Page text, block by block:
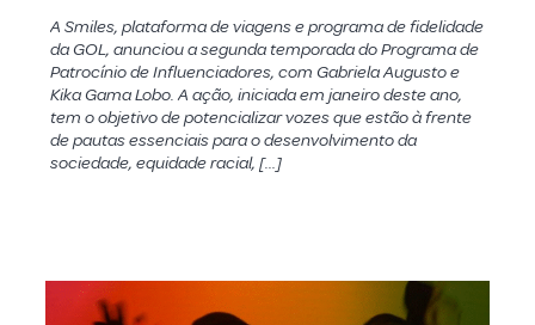
A Smiles, plataforma de viagens e programa de fidelidade
da GOL, anunciou a segunda temporada do Programa de
Patrocínio de Influenciadores, com Gabriela Augusto e
Kika Gama Lobo. A ação, iniciada em janeiro deste ano,
tem o objetivo de potencializar vozes que estão à frente
de pautas essenciais para o desenvolvimento da
sociedade, equidade racial, […]